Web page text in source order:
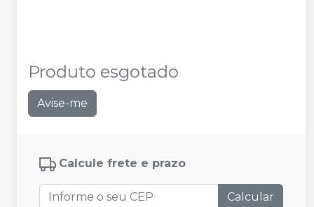
Produto esgotado
Avise-me
Calcule frete e prazo
Calcular